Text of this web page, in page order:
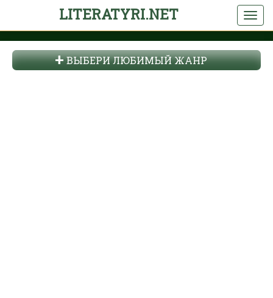
LITERATYRI.NET
ВЫБЕРИ ЛЮБИМЫЙ ЖАНР